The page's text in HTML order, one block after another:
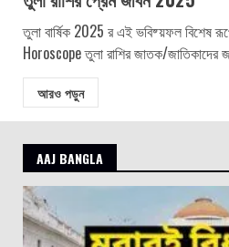
তুলা বার্ষিক 2025 র এই ভবিষ্য়ফল বিশেষ
Horoscope তুলা রাশির জাতক/জাতিকাদের
আরও পড়ুন
AAJ BANGLA